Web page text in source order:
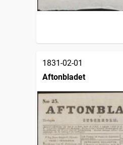
1831-02-01
Aftonbladet